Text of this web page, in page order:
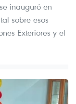
inauguró en
sobre esos
Exteriores y el